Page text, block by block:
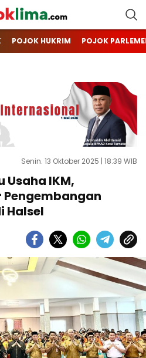
Mojokin
POJOK HUKRIM POJOK
Senin. 13 Oktober 2025 | 18:39 WIB
Usaha IKM,
Pengembangan
Halsel